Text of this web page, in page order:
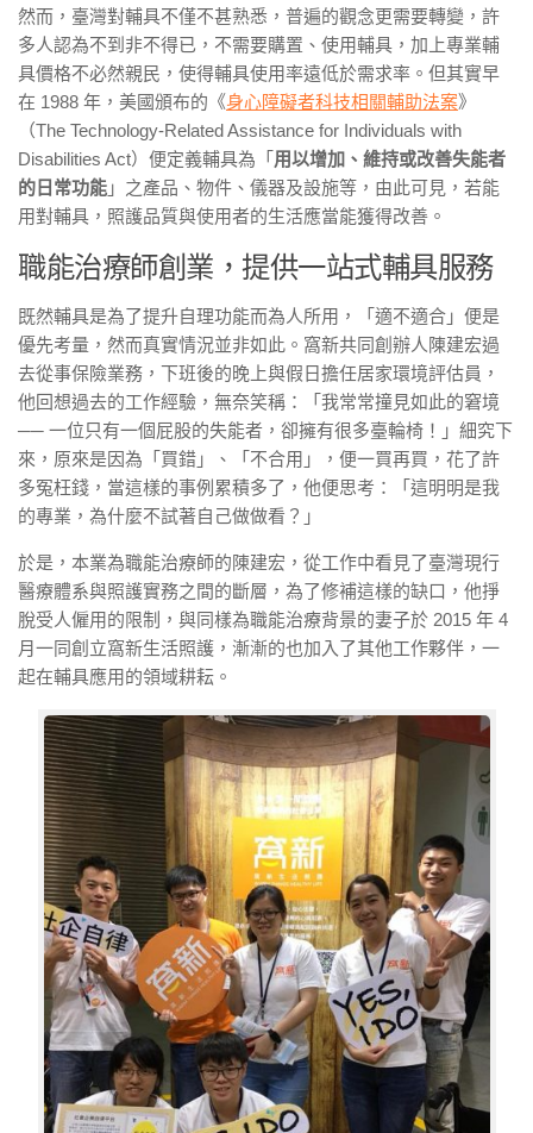
然而，臺灣對輔具不僅不甚熟悉，普遍的觀念更需要轉變，許
多人認為不到非不得已，不需要購置、使用輔具，加上專業輔
具價格不必然親民，使得輔具使用率遠低於需求率。但其實早
在 1988 年，美國頒布的《身心障礙者科技相關輔助法案》
（The Technology-Related Assistance for Individuals with
Disabilities Act）便定義輔具為「 用以增加、維持或改善失能者
的日常功能 」之產品、物件、儀器及設施等，由此可見，若能
用對輔具，照護品質與使用者的生活應當能獲得改善。
職能治療師創業，提供一站式輔具服務
既然輔具是為了提升自理功能而為人所用，「適不適合」便是
優先考量，然而真實情況並非如此。窩新共同創辦人陳建宏過
去從事保險業務，下班後的晚上與假日擔任居家環境評估員，
他回想過去的工作經驗，無奈笑稱：「我常常撞見如此的窘境
── 一位只有一個屁股的失能者，卻擁有很多臺輪椅！」細究下
來，原來是因為「買錯」、「不合用」，便一買再買，花了許
多冤枉錢，當這樣的事例累積多了，他便思考：「這明明是我
的專業，為什麼不試著自己做做看？」
於是，本業為職能治療師的陳建宏，從工作中看見了臺灣現行
醫療體系與照護實務之間的斷層，為了修補這樣的缺口，他掙
脫受人僱用的限制，與同樣為職能治療背景的妻子於 2015 年 4
月一同創立窩新生活照護，漸漸的也加入了其他工作夥伴，一
起在輔具應用的領域耕耘。